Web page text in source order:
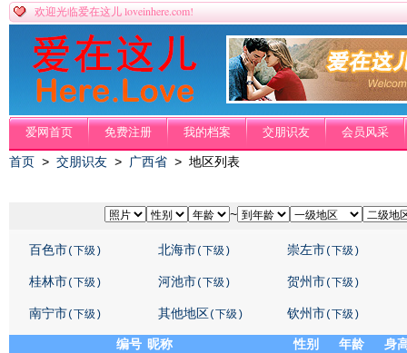
欢迎光临爱在这儿 loveinhere.com!
爱网首页 免费注册 我的档案 交朋识友 会员风采
首页 > 交朋识友 > 广西省 > 地区列表
~
百色市(下级) 北海市(下级) 崇左市(下级)
桂林市(下级) 河池市(下级) 贺州市(下级)
南宁市(下级) 其他地区 (下级) 钦州市(下级)
编号 昵称 性别 年龄
身